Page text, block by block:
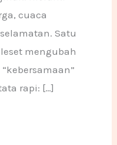
cuaca
Satu
mengubah
rapi: […]